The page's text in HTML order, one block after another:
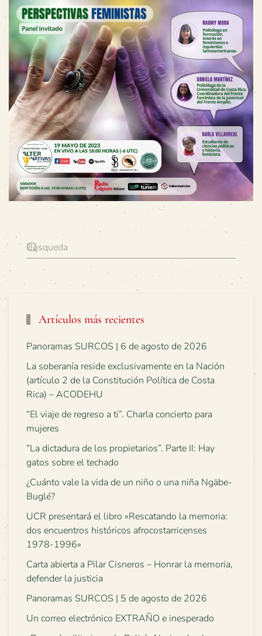
Artículos más recientes
Panoramas SURCOS | 6 de agosto de 2026
La soberanía reside exclusivamente en la Nación
(artículo 2 de la Constitución Política de Costa
Rica) – ACODEHU
“El viaje de regreso a ti”. Charla concierto para
mujeres
“La dictadura de los propietarios”. Parte II: Hay
gatos sobre el techado
¿Cuánto vale la vida de un niño o una niña Ngäbe-
Buglé?
UCR presentará el libro «Rescatando la memoria:
dos encuentros históricos afrocostarricenses
1978-1996»
Carta abierta a Pilar Cisneros – Honrar la memoria,
defender la justicia
Panoramas SURCOS | 5 de agosto de 2026
Un correo electrónico EXTRAÑO e inesperado